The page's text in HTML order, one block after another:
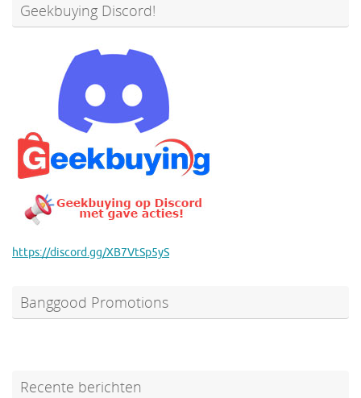
Geekbuying Discord!
https://discord.gg/XB7VtSp5yS
Banggood Promotions
Recente berichten